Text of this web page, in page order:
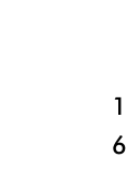
6